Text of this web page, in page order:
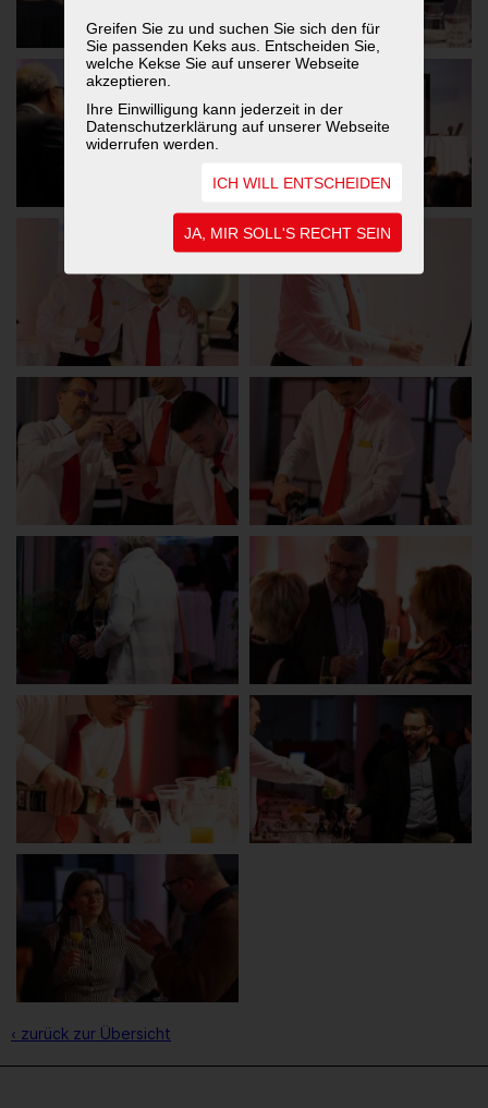
Greifen Sie zu und suchen Sie sich den für
Sie passenden Keks aus. Entscheiden Sie,
welche Kekse Sie auf unserer Webseite
akzeptieren.
Ihre Einwilligung kann jederzeit in der
Datenschutzerklärung auf unserer Webseite
widerrufen werden.
ICH WILL ENTSCHEIDEN
JA, MIR SOLL'S RECHT SEIN
‹ zurück zur Übersicht